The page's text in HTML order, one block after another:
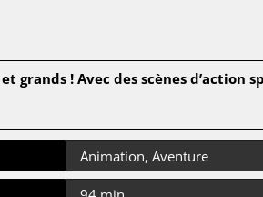
grands ! Avec des scènes d’action
Animation, Aventure